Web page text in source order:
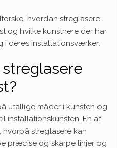
hvordan streglasere
og hvilke kunstnere der har
deres installationsværker.
utallige måder i kunsten og
installationskunsten. En af
hvorpå streglasere kan
præcise og skarpe linjer og